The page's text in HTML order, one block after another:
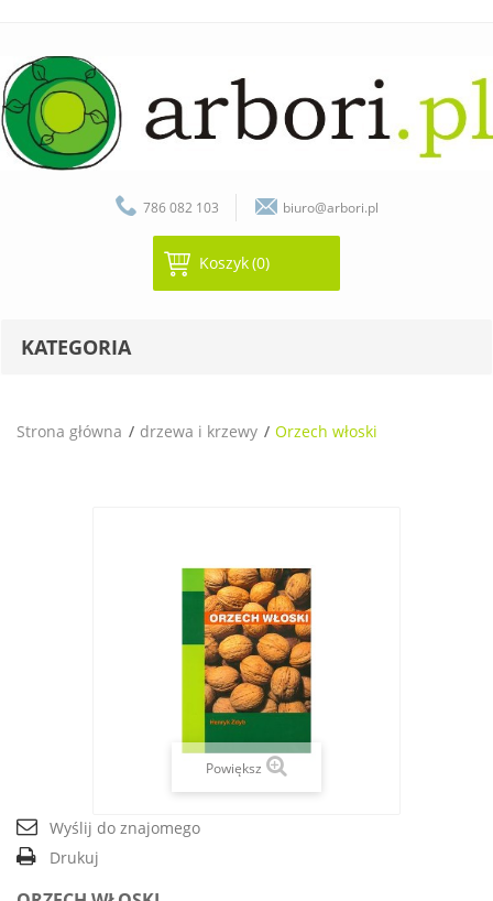
786 082 103 biuro@arbori.pl
Koszyk(0)
KATEGORIA
Strona główna drzewa i krzewy Orzech włoski
Powiększ
Wyślij do znajomego
Drukuj